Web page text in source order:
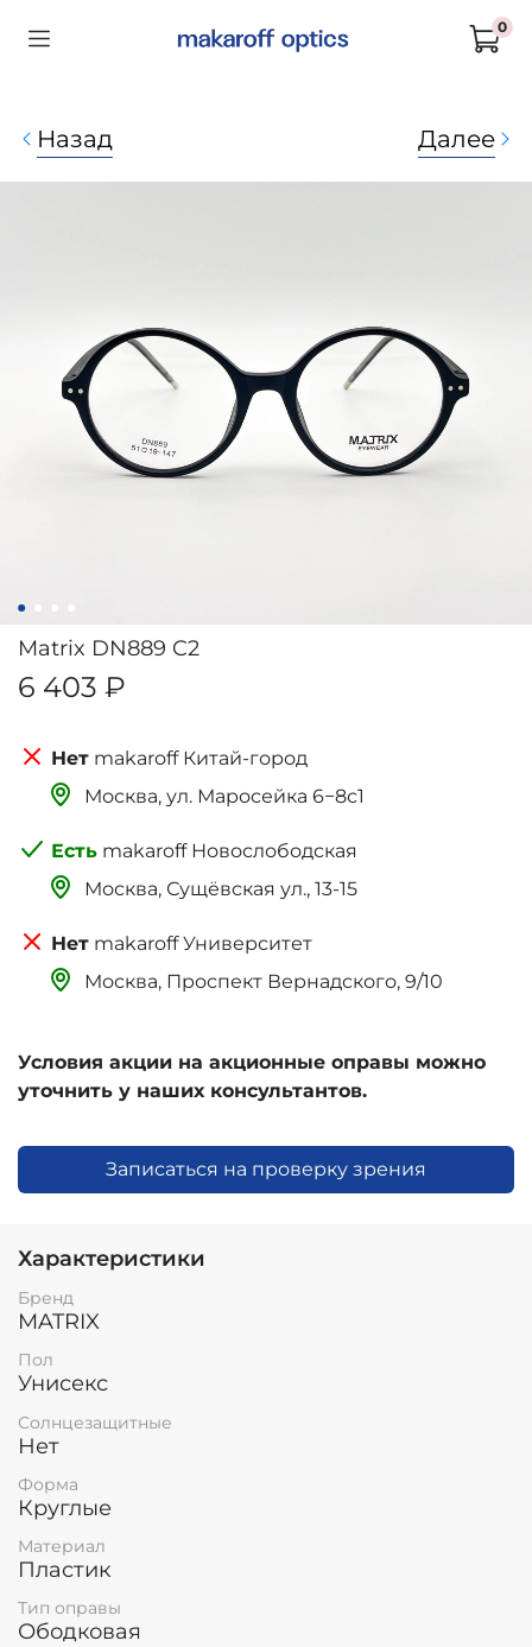
0
Назад Далее
Matrix DN889 C2
6 403 ₽
makaroff Китай-город
Москва, ‌‌‌‌ул. Маросейка 6−8с1
makaroff Новослободская
Москва, Сущёвская ул., 13-15
makaroff Университет
Москва, Проспект Вернадского, 9/10
Условия акции на акционные оправы можно
уточнить у наших консультантов.
Записаться на проверку зрения
Характеристики
Бренд
MATRIX
Пол
Унисекс
Солнцезащитные
Нет
Форма
Круглые
Материал
Пластик
Тип оправы
Ободковая